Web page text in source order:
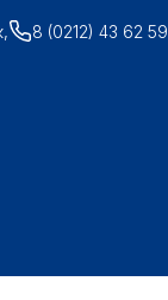
8 (0212) 43 62 59